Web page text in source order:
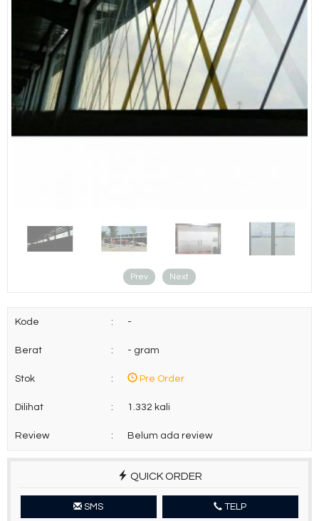
Prev Next
Kode : -
Berat : - gram
Stok : Pre Order
Dilihat : 1.332 kali
Review : Belum ada review
QUICK ORDER
SMS TELP